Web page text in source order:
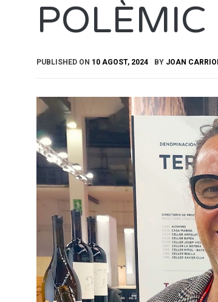
POLÈMIC
PUBLISHED ON 10 AGOST, 2024 BY JOAN